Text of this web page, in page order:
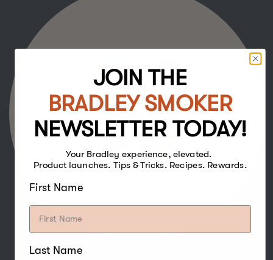
JOIN THE
BRADLEY SMOKER
NEWSLETTER TODAY!
Your Bradley experience, elevated.
Product launches. Tips & Tricks. Recipes. Rewards.
First Name
Last Name